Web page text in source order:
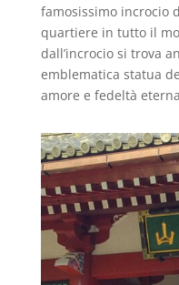
famosissimo incrocio
quartiere in tutto il
dall’incrocio si trova
emblematica statua
amore e fedeltà